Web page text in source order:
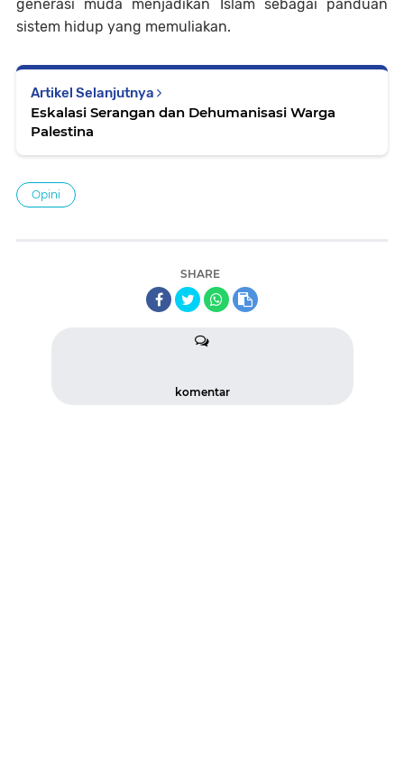
generasi muda menjadikan Islam sebagai panduan
sistem hidup yang memuliakan.
Artikel Selanjutnya
Eskalasi Serangan dan Dehumanisasi Warga
Palestina
Opini
SHARE
komentar